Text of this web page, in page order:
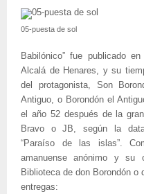
05-puesta de sol
Babilónico” fue publicado
Alcalá de Henares, y su
del protagonista, Son
Antiguo, o Borondón el
el año 52 después de la
Bravo o JB, según la
“Paraíso de las islas”.
amanuense anónimo y su
Biblioteca de don Borondón o
entregas: